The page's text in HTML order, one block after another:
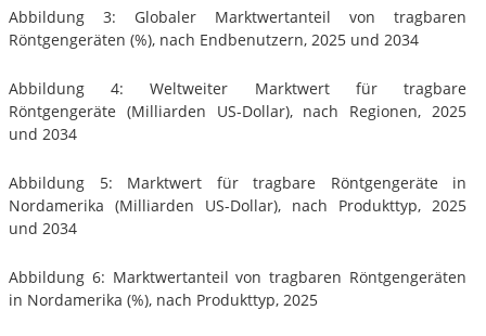
Abbildung 3: Globaler Marktwertanteil von tragbaren
Röntgengeräten (%), nach Endbenutzern, 2025 und 2034
Abbildung 4: Weltweiter Marktwert für tragbare
Röntgengeräte (Milliarden US-Dollar), nach Regionen, 2025
und 2034
Abbildung 5: Marktwert für tragbare Röntgengeräte in
Nordamerika (Milliarden US-Dollar), nach Produkttyp, 2025
und 2034
Abbildung 6: Marktwertanteil von tragbaren Röntgengeräten
in Nordamerika (%), nach Produkttyp, 2025